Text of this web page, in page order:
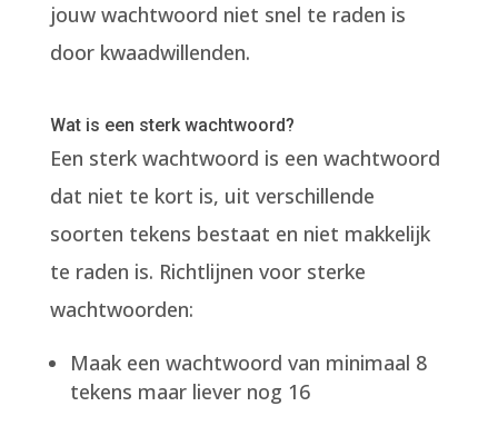
jouw wachtwoord niet snel te raden is
door kwaadwillenden.
Wat is een sterk wachtwoord?
Een sterk wachtwoord is een wachtwoord
dat niet te kort is, uit verschillende
soorten tekens bestaat en niet makkelijk
te raden is. Richtlijnen voor sterke
wachtwoorden:
Maak een wachtwoord van minimaal 8
tekens maar liever nog 16